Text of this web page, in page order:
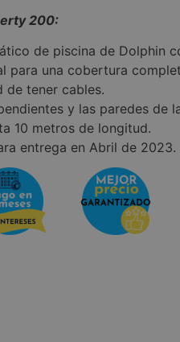
200:
de piscina de Dolphin
para una cobertura
de tener cables.
y las paredes de
10 metros de longitud.
entrega en Abril de 2023.